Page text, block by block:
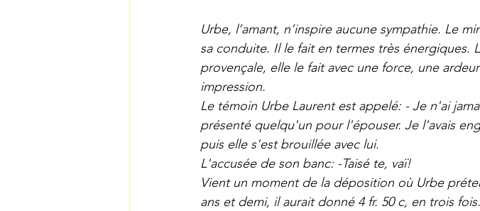
Urbe, l’amant, n’inspire aucune sympathie. Le
sa conduite. Il le fait en termes très énergiques.
provençale, elle le fait avec une force, une
impression.
Le témoin Urbe Laurent est appelé: - Je n'ai
présenté quelqu'un pour l'épouser. Je l'avais
puis elle s'est brouillée avec lui.
L'accusée de son banc: -Taisé te, vaï!
Vient un moment de la déposition où Urbe
ans et demi, il aurait donné 4 fr. 50 c, en trois fois.